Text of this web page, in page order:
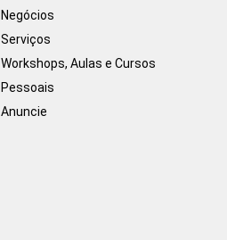
Negócios
Serviços
Workshops, Aulas e Cursos
Pessoais
Anuncie